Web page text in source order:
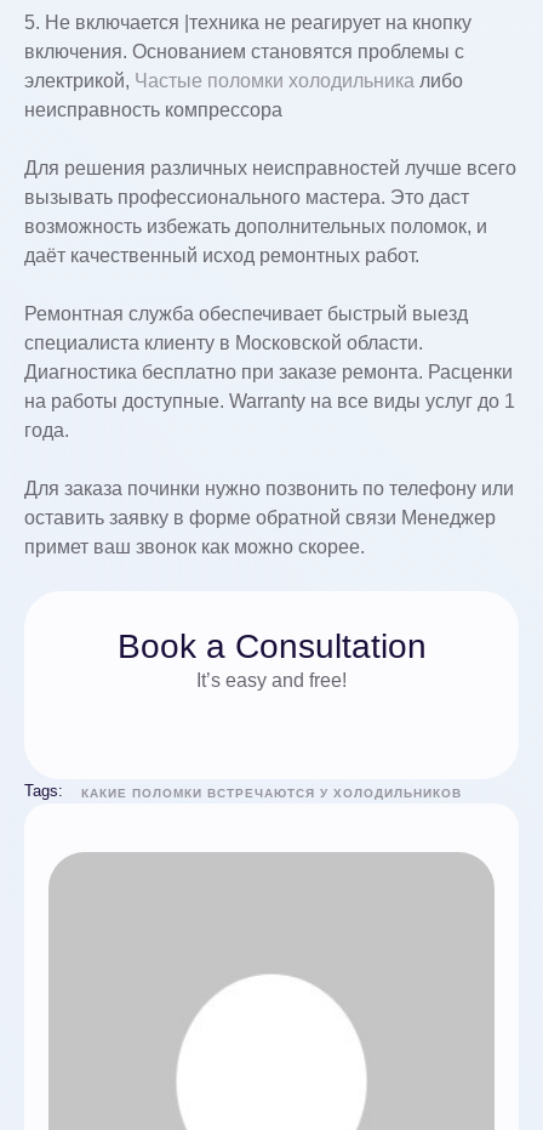
5. Не включается |техника не реагирует на кнопку
включения. Основанием становятся проблемы с
электрикой, Частые поломки холодильника либо
неисправность компрессора
Для решения различных неисправностей лучше всего
вызывать профессионального мастера. Это даст
возможность избежать дополнительных поломок, и
даёт качественный исход ремонтных работ.
Ремонтная служба обеспечивает быстрый выезд
специалиста клиенту в Московской области.
Диагностика бесплатно при заказе ремонта. Расценки
на работы доступные. Warranty на все виды услуг до 1
года.
Для заказа починки нужно позвонить по телефону или
оставить заявку в форме обратной связи Менеджер
примет ваш звонок как можно скорее.
Book a Consultation
It’s easy and free!
Tags: КАКИЕ ПОЛОМКИ ВСТРЕЧАЮТСЯ У ХОЛОДИЛЬНИКОВ